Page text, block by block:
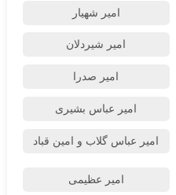
امیر شهیار
امیر شیردلان
امیر صدرا
امیر عباس بشیری
امیر عباس گلاب و امین قباد
امیر عظیمی